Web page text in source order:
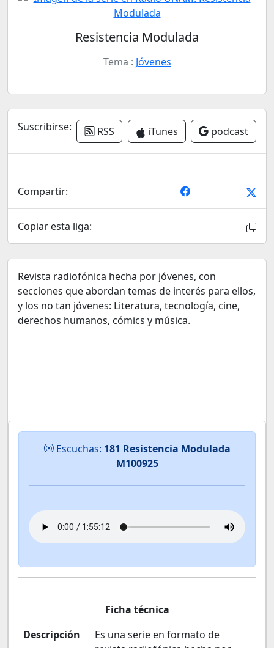
Resistencia Modulada
Tema : Jóvenes
Suscribirse: RSS iTunes podcast
Compartir:
Copiar esta liga:
Revista radiofónica hecha por jóvenes, con
secciones que abordan temas de interés para ellos,
y los no tan jóvenes: Literatura, tecnología, cine,
derechos humanos, cómics y música.
Escuchas: 181 Resistencia Modulada
M100925
Ficha técnica
Descripción
Es una serie en formato de